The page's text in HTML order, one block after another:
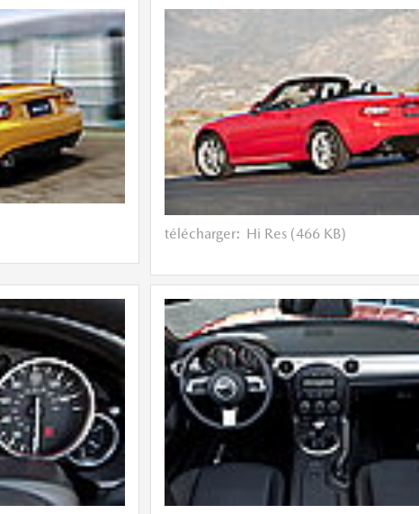
télécharger: Hi Res (466 KB)